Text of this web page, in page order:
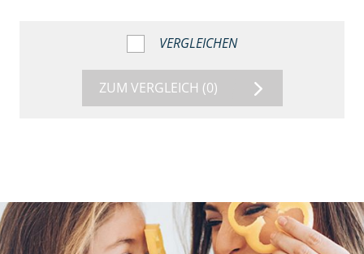
VERGLEICHEN
ZUM VERGLEICH (0)